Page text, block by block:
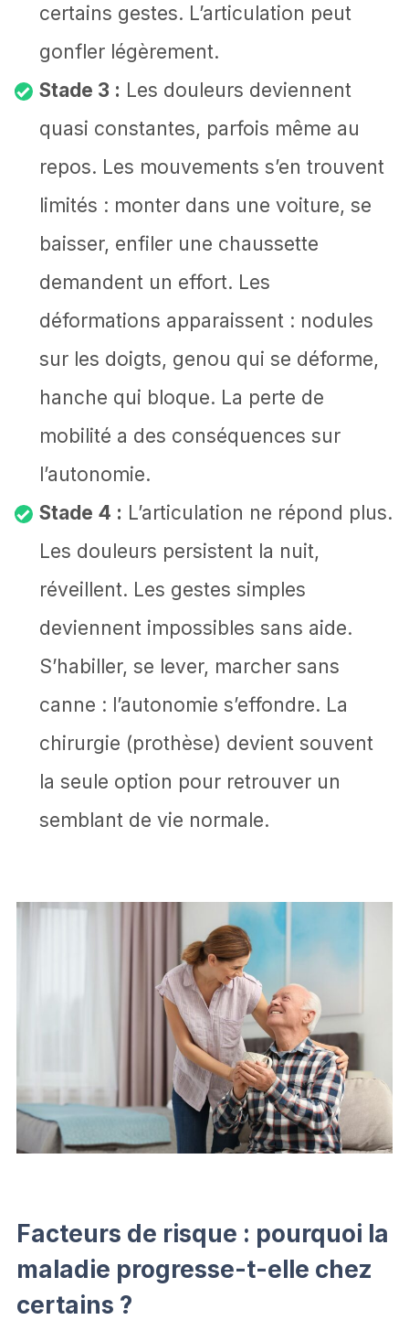
certains gestes. L’articulation peut
gonfler légèrement.
Stade 3 : Les douleurs deviennent
quasi constantes, parfois même au
repos. Les mouvements s’en trouvent
limités : monter dans une voiture, se
baisser, enfiler une chaussette
demandent un effort. Les
déformations apparaissent : nodules
sur les doigts, genou qui se déforme,
hanche qui bloque. La perte de
mobilité a des conséquences sur
l’autonomie.
Stade 4 : L’articulation ne répond plus.
Les douleurs persistent la nuit,
réveillent. Les gestes simples
deviennent impossibles sans aide.
S’habiller, se lever, marcher sans
canne : l’autonomie s’effondre. La
chirurgie (prothèse) devient souvent
la seule option pour retrouver un
semblant de vie normale.
Facteurs de risque : pourquoi la
maladie progresse-t-elle chez
certains ?